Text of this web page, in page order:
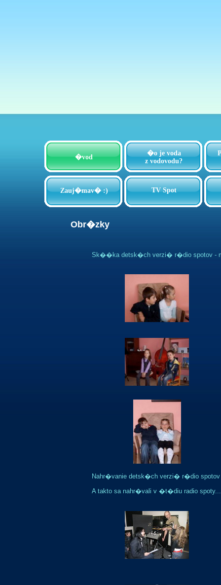
�vod
�o je voda
z vodovodu?
Zauj�mav� :) TV Spot
Obr�zky
Sk��ka detsk�ch verzi� r�dio spotov -
Nahr�vanie detsk�ch verzi� r�dio
A takto sa nahr�vali v �t�diu radio